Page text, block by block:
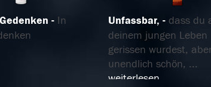
In
Unfassbar,
dass du
deinem jungen Leben
gerissen wurdest,
unendlich schön, ...
weiterlesen